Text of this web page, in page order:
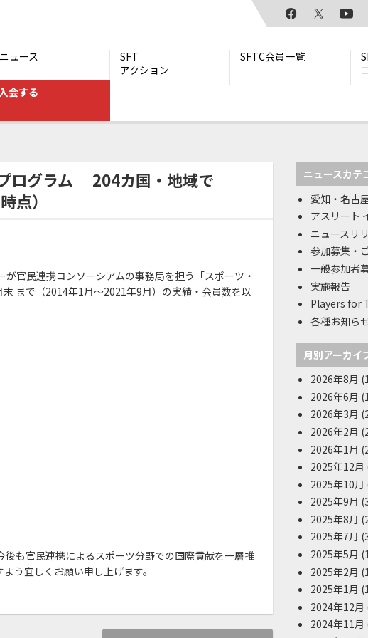
ニュース
SFT
アクション
SFTC会員一覧
会する
ログラム 204カ国・地域で
点）
官民連携コンソーシアムの事務局を担う「スポーツ・
まで（2014年1月～2021年9月）の実績・会員数を以
も官民連携によるスポーツ分野での国際貢献を一層推
う宜しくお願い申し上げます。
ニュースカテ
愛知・名古
アスリート
ニュースリ
参加募集・
一般参加者
実施報告
Players for
各種お知ら
月別アーカイ
2026年8月
2026年6月
2026年3月
2026年2月
2026年1月
2025年12月
2025年10月
2025年9月
2025年8月
2025年7月
2025年5月
2025年2月
2025年1月
2024年12月
2024年11月